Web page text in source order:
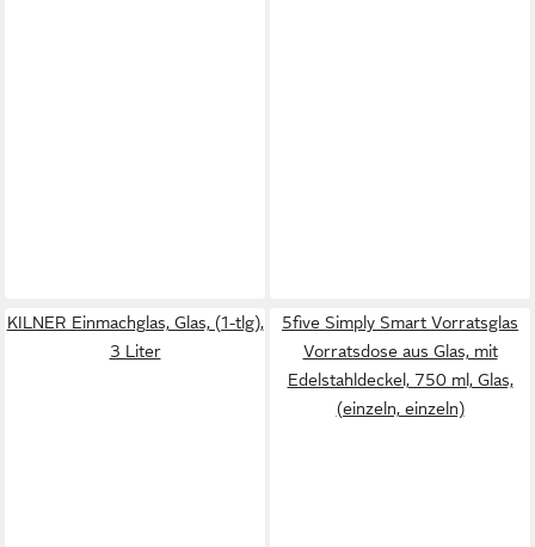
KILNER Einmachglas, Glas, (1-tlg),
3 Liter
5five Simply Smart Vorratsglas
Vorratsdose aus Glas, mit
Edelstahldeckel, 750 ml, Glas,
(einzeln, einzeln)